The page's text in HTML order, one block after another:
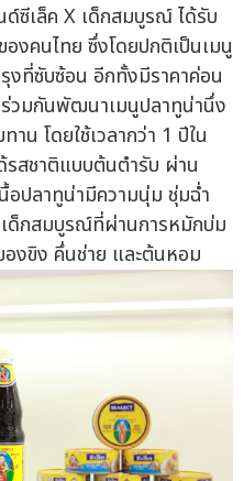
ซีเล็ค X เด็กสมบูรณ์ ได้รับ
งคนไทย ซึ่งโดยปกติเป็นเมนู
งที่ซับซ้อน อีกทั้งมีราคาค่อน
วมกันพัฒนาเมนูปลาทูน่านึ่ง
น โดยใช้เวลากว่า 1 ปีใน
รสชาติแบบต้นตำรับ ผ่าน
อปลาทูน่ามีความนุ่ม ชุ่มฉ่ำ
ด็กสมบูรณ์ที่ผ่านการหมักบ่ม
งขิง คึ่นช่าย และต้นหอม